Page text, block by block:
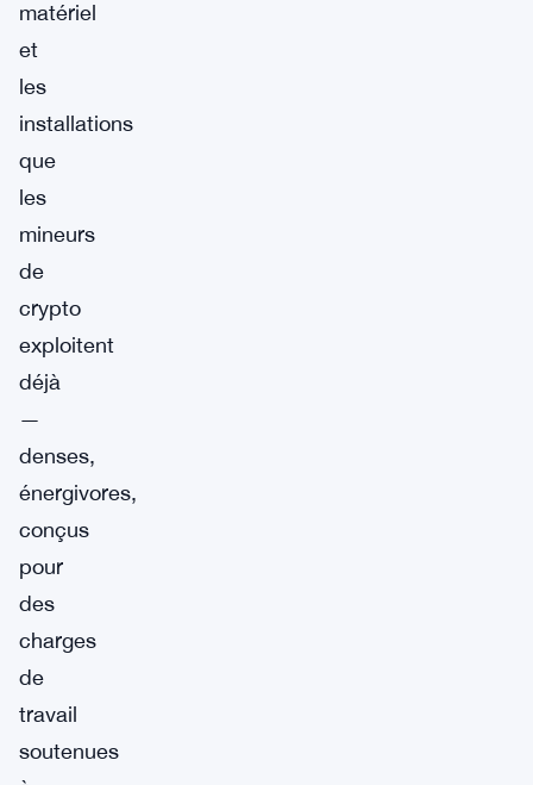
matériel
et
les
installations
que
les
mineurs
de
crypto
exploitent
déjà
—
denses,
énergivores,
conçus
pour
des
charges
de
travail
soutenues